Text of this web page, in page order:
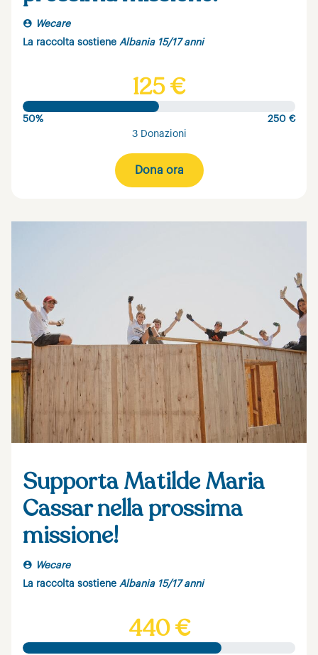
Wecare
La raccolta sostiene Albania 15/17 anni
125 €
50%
250 €
3 Donazioni
Dona ora
Supporta Matilde Maria
Cassar nella prossima
missione!
Wecare
La raccolta sostiene Albania 15/17 anni
440 €